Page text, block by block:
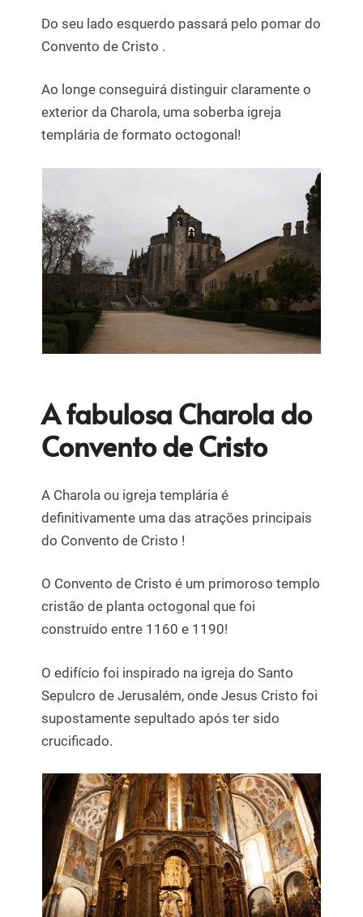
Do seu lado esquerdo passará pelo pomar do
Convento de Cristo .
Ao longe conseguirá distinguir claramente o
exterior da Charola, uma soberba igreja
templária de formato octogonal!
A fabulosa Charola do
Convento de Cristo
A Charola ou igreja templária é
definitivamente uma das atrações principais
do Convento de Cristo !
O Convento de Cristo é um primoroso templo
cristão de planta octogonal que foi
construído entre 1160 e 1190!
O edifício foi inspirado na igreja do Santo
Sepulcro de Jerusalém, onde Jesus Cristo foi
supostamente sepultado após ter sido
crucificado.